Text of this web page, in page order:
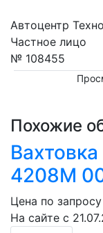
Автоцентр
Частное лицо
№ 108455
Похожие
4208М
Цена по запросу
На сайте с